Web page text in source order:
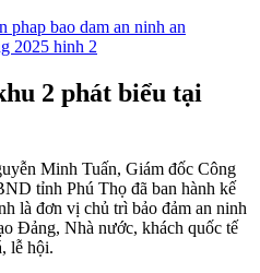
2 phát biểu tại
Minh Tuấn, Giám đốc Công
tỉnh Phú Thọ đã ban hành kế
là đơn vị chủ trì bảo đảm an ninh
Đảng, Nhà nước, khách quốc tế
lễ hội.